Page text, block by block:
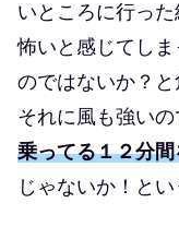
いところに行っ
怖いと感じてし
のではないか？と
それに風も強いの
乗ってる１２分
じゃないか！と